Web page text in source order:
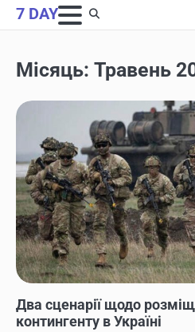
Skip
to
7 DAY
Місяць: Травень
Два сценарії щодо
контингенту в Україні